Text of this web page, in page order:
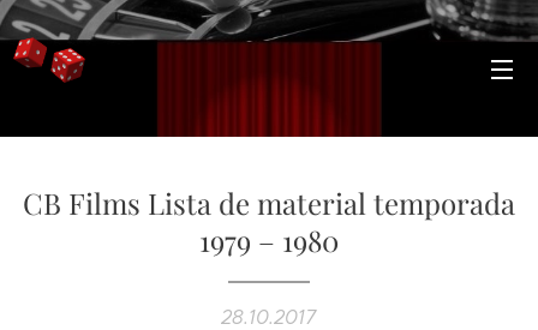
CB Films Lista de material temporada
1979 – 1980
28.10.2017